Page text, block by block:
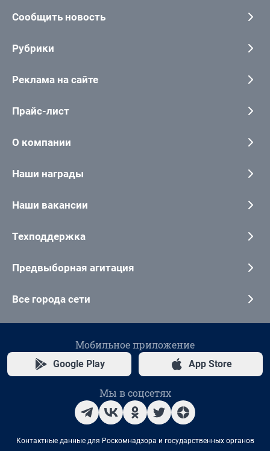
Сообщить новость
Рубрики
Реклама на сайте
Прайс-лист
О компании
Наши награды
Наши вакансии
Техподдержка
Предвыборная агитация
Все города сети
Мобильное приложение
Google Play App Store
Мы в соцсетях
Контактные данные для Роскомнадзора и государственных органов